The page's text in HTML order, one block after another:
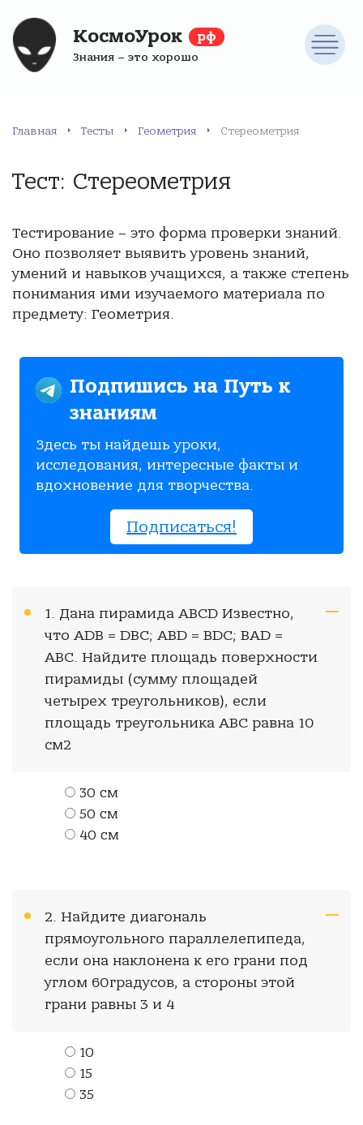
КосмоУрок рф
Знания – это хорошо
Главная Тесты Геометрия Стереометрия
Тест: Стереометрия
Тестирование – это форма проверки знаний.
Оно позволяет выявить уровень знаний,
умений и навыков учащихся, а также степень
понимания ими изучаемого материала по
предмету: Геометрия.
Подпишись на Путь к
знаниям
Здесь ты найдешь уроки,
исследования, интересные факты и
вдохновение для творчества.
Подписаться!
1. Дана пирамида АВСD Известно,
что ADB = DBC; ABD = BDC; BAD =
ABC. Найдите площадь поверхности
пирамиды (сумму площадей
четырех треугольников), если
площадь треугольника АВС равна 10
см2
30 см
50 см
40 см
2. Найдите диагональ
прямоугольного параллелепипеда,
если она наклонена к его грани под
углом 60градусов, а стороны этой
грани равны 3 и 4
10
15
35